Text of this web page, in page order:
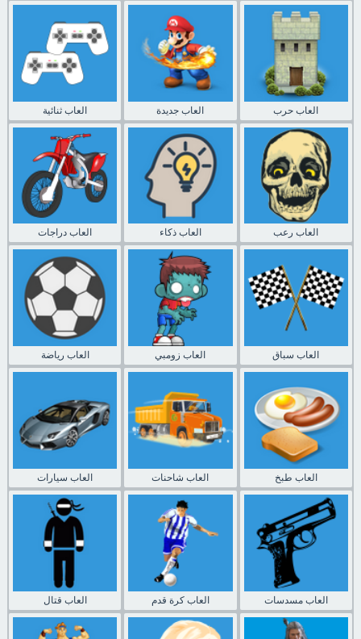
العاب ثنائية العاب جديدة العاب حرب
العاب دراجات العاب ذكاء العاب رعب
العاب رياضة العاب زومبي العاب سباق
العاب سيارات العاب شاحنات العاب طبخ
العاب قتال العاب كرة قدم العاب مسدسات